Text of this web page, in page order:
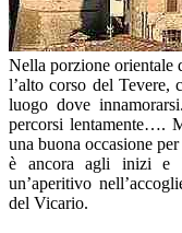
Nella porzione orientale
l’alto corso del Tevere,
luogo dove
percorsi lentamente….
una buona occasione
è ancora agli inizi e
un’aperitivo
del Vicario.